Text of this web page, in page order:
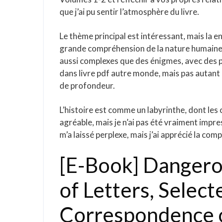
que j’ai pu sentir l’atmosphère du livre.
Le thème principal est intéressant, mais la
grande compréhension de la nature
aussi complexes que des énigmes, avec
dans livre pdf autre monde, mais pas
de profondeur.
L’histoire est comme un labyrinthe, dont
agréable, mais je n’ai pas été vraiment
m’a laissé perplexe, mais j’ai apprécié la
[E-Book]
of Letters,
Correspondence